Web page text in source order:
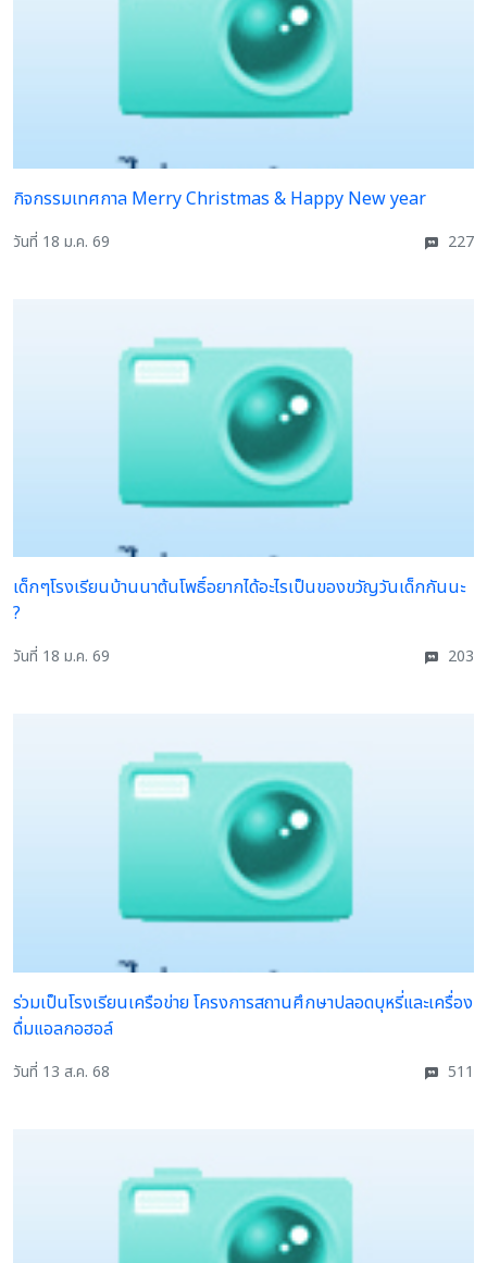
กิจกรรมเทศกาล Merry Christmas & Happy New year
วันที่ 18 ม.ค. 69 227
เด็กๆโรงเรียนบ้านนาต้นโพธิ์อยากได้อะไรเป็นของขวัญวันเด็กกันนะ
?
วันที่ 18 ม.ค. 69 203
ร่วมเป็นโรงเรียนเครือข่าย โครงการสถานศึกษาปลอดบุหรี่และเครื่อง
ดื่มแอลกอฮอล์
วันที่ 13 ส.ค. 68 511